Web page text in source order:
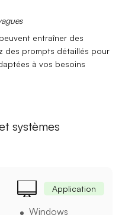
entraîner des
des prompts détaillés pour
à vos besoins
systèmes
Application
Windows